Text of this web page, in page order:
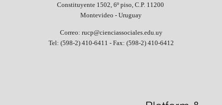
Constituyente 1502, 6º piso, C.P. 11200
Montevideo - Uruguay
Correo: rucp@cienciassociales.edu.uy
Tel: (598-2) 410-6411 - Fax: (598-2) 410-6412